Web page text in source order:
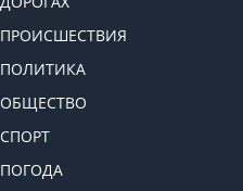
ПРОИСШЕСТВИЯ
ПОЛИТИКА
ОБЩЕСТВО
СПОРТ
ПОГОДА